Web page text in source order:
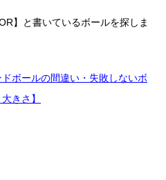
】と書いているボールを探しま
ドボールの間違い・失敗しないボ
きさ】